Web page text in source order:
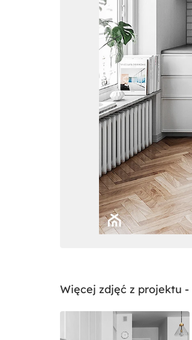
Więcej zdjęć z projektu -